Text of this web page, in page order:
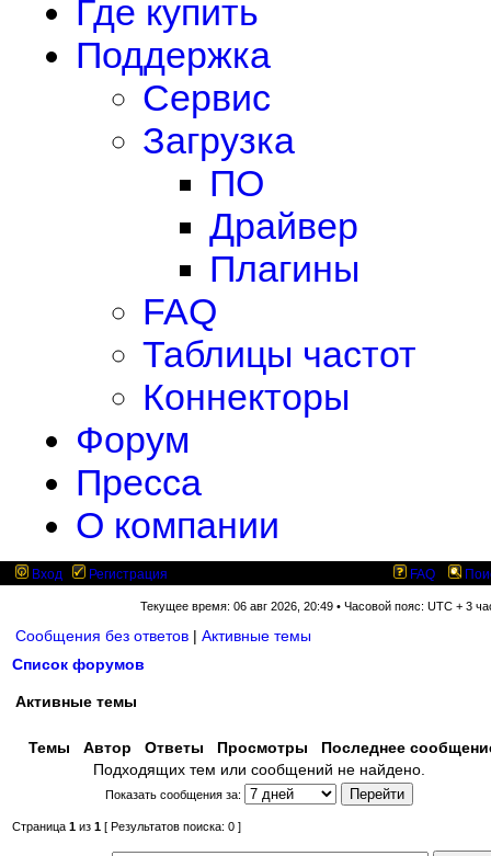
Где купить
Поддержка
Сервис
Загрузка
ПО
Драйвер
Плагины
FAQ
Таблицы частот
Коннекторы
Форум
Пресса
О компании
Вход Регистрация FAQ
Текущее время: 06 авг 2026, 20:49 • Часовой пояс: UTC + 3
Сообщения без ответов | Активные темы
Список форумов
Активные темы
Темы Автор Ответы Просмотры
Последнее
Подходящих тем или сообщений не найдено.
Показать сообщения за:
Страница 1 из 1 [ Результатов поиска: 0 ]